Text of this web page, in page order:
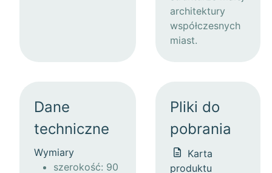
architektury
współczesnych
miast.
Dane
techniczne
Wymiary
szerokość: 90
Pliki do
pobrania
Karta
produktu